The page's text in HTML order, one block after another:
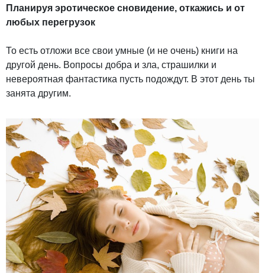
Планируя эротическое сновидение, откажись и от
любых перегрузок
То есть отложи все свои умные (и не очень) книги на
другой день. Вопросы добра и зла, страшилки и
невероятная фантастика пусть подождут. В этот день ты
занята другим.